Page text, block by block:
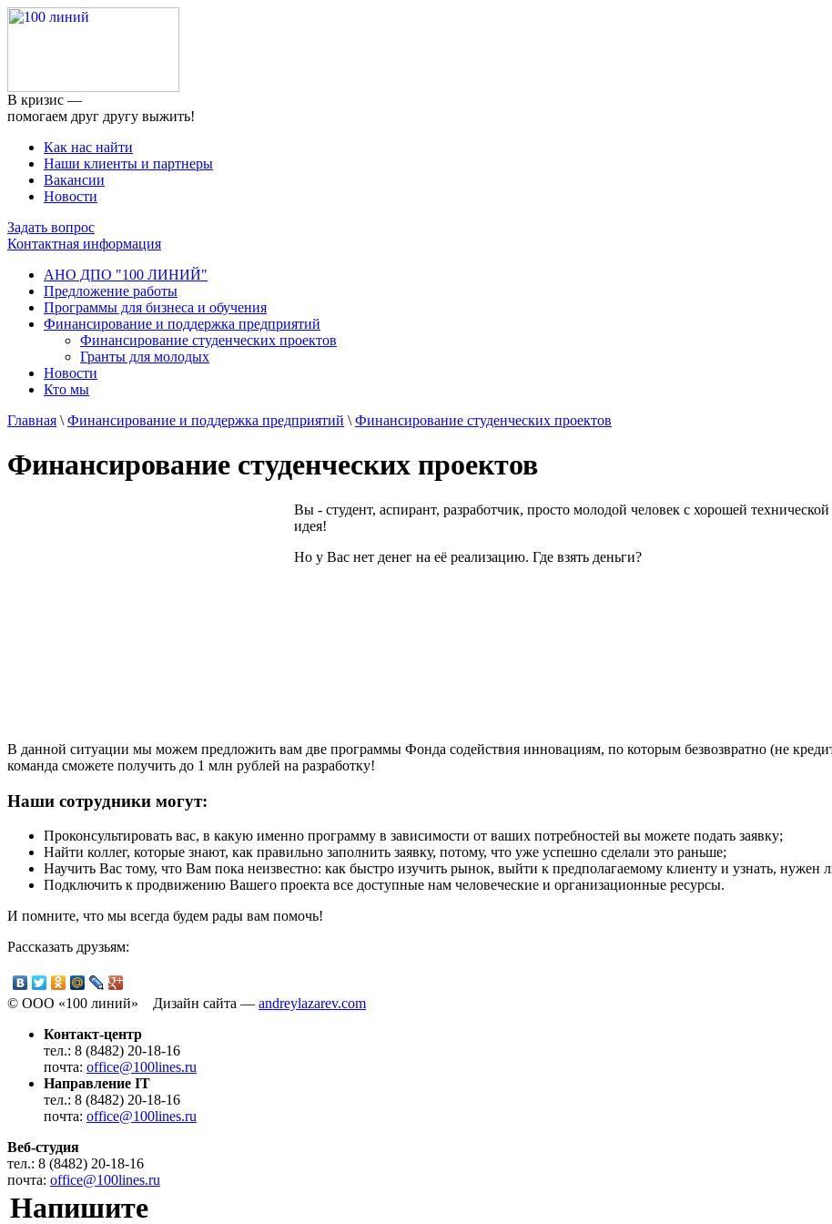
В кризис —
помогаем друг другу выжить!
Как нас найти
Наши клиенты и партнеры
Вакансии
Новости
Задать вопрос
Контактная информация
АНО ДПО "100 ЛИНИЙ"
Предложение работы
Программы для бизнеса и обучения
Финансирование и поддержка предприятий
Финансирование студенческих проектов
Гранты для молодых
Новости
Кто мы
Главная \ Финансирование и поддержка предприятий \ Финансирование студенческих проектов
Финансирование студенческих проектов
Вы - студент, аспирант, разработчик, просто молодой человек с хорошей
идея!
Но у Вас нет денег на её реализацию. Где взять деньги?
В данной ситуации мы можем предложить вам две программы Фонда содействия инновациям, по которым безвозвратно (не
команда сможете получить до 1 млн рублей на разработку!
Наши сотрудники могут:
Проконсультировать вас, в какую именно программу в зависимости от ваших потребностей вы можете подать заявку;
Найти коллег, которые знают, как правильно заполнить заявку, потому, что уже успешно сделали это раньше;
Научить Вас тому, что Вам пока неизвестно: как быстро изучить рынок, выйти к предполагаемому клиенту и узнать, нужен
Подключить к продвижению Вашего проекта все доступные нам человеческие и организационные ресурсы.
И помните, что мы всегда будем рады вам помочь!
Рассказать друзьям:
© ООО «100 линий» Дизайн сайта — andreylazarev.com
Контакт-центр
тел.: 8 (8482) 20-18-16
почта: office@100lines.ru
Направление IT
тел.: 8 (8482) 20-18-16
почта: office@100lines.ru
Веб-студия
тел.: 8 (8482) 20-18-16
почта: office@100lines.ru
Напишите